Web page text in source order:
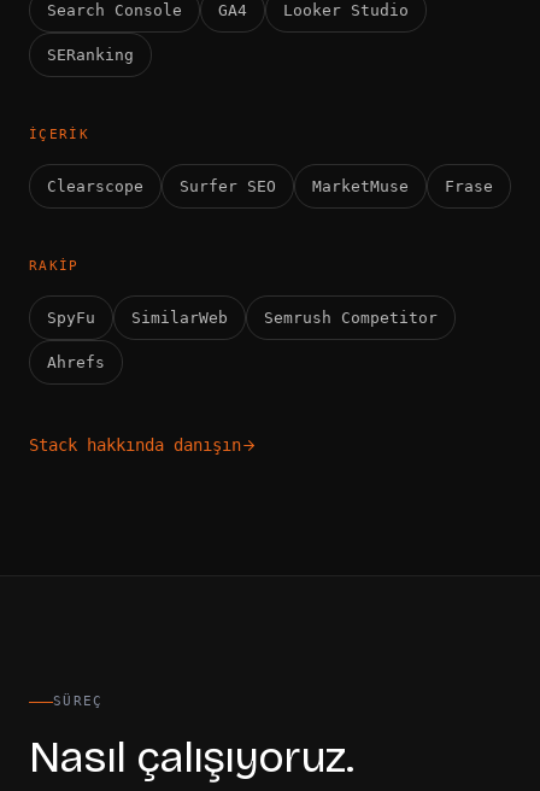
Search Console GA4 Looker Studio
SERanking
İÇERIK
Clearscope Surfer SEO MarketMuse Frase
RAKIP
SpyFu SimilarWeb Semrush Competitor
Ahrefs
Stack hakkında danışın
SÜREÇ
Nasıl çalışıyoruz.